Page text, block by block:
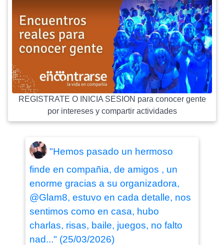
REGISTRATE O INICIA SESION para conocer gente
por intereses y compartir actividades
"Hemos pasado un hermoso
finde en compañia, de amigos , un
enorme gracias a su organizadora,
@Glam8, estuvo en cada detalle, nos
sentimos como en casa, hubo
charlas, risas, baile, juegos, no falto
nad..." (25/03/2026)